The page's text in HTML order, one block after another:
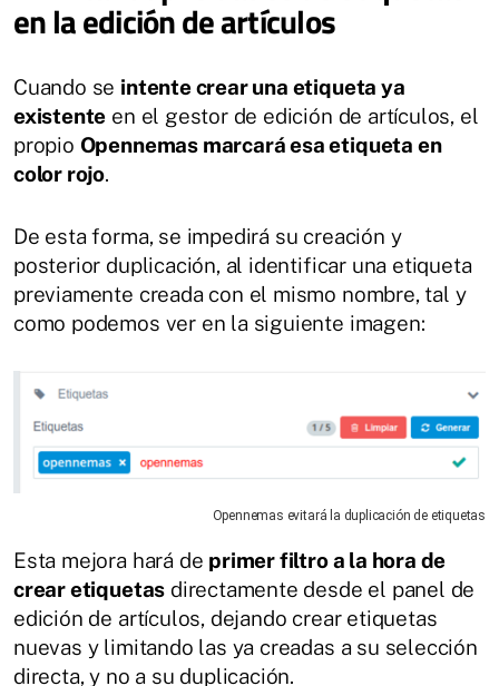
en la edición de artículos
Cuando se intente crear una etiqueta ya
existente en el gestor de edición de artículos, el
propio Opennemas marcará esa etiqueta en
color rojo.
De esta forma, se impedirá su creación y
posterior duplicación, al identificar una etiqueta
previamente creada con el mismo nombre, tal y
como podemos ver en la siguiente imagen:
Opennemas evitará la duplicación de etiquetas
Esta mejora hará de primer filtro a la hora de
crear etiquetas directamente desde el panel de
edición de artículos, dejando crear etiquetas
nuevas y limitando las ya creadas a su selección
directa, y no a su duplicación.